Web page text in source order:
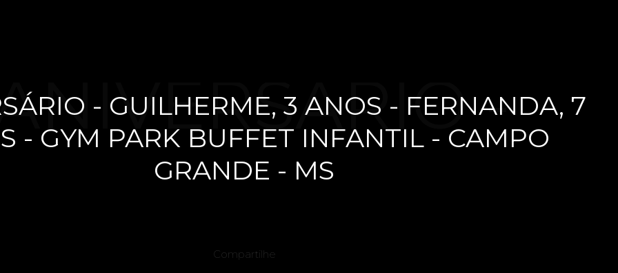
- GUILHERME, 3 ANOS - FERNANDA, 7
- GYM PARK BUFFET INFANTIL - CAMPO
GRANDE - MS
-
GUILHERME, 3
Compartilhe